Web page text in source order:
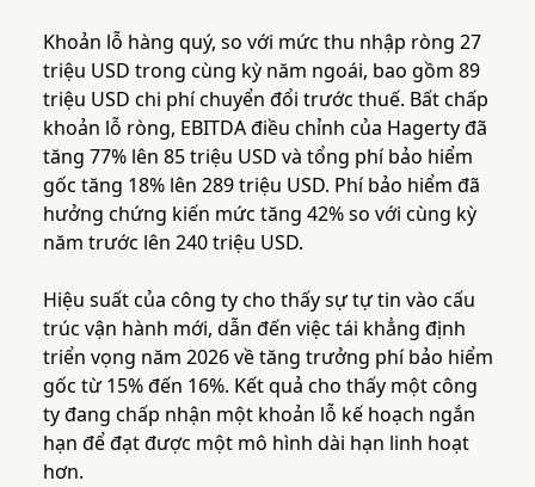
Khoản lỗ hàng quý, so với mức thu nhập ròng 27
triệu USD trong cùng kỳ năm ngoái, bao gồm 89
triệu USD chi phí chuyển đổi trước thuế. Bất chấp
khoản lỗ ròng, EBITDA điều chỉnh của Hagerty đã
tăng 77% lên 85 triệu USD và tổng phí bảo hiểm
gốc tăng 18% lên 289 triệu USD. Phí bảo hiểm đã
hưởng chứng kiến mức tăng 42% so với cùng kỳ
năm trước lên 240 triệu USD.
Hiệu suất của công ty cho thấy sự tự tin vào cấu
trúc vận hành mới, dẫn đến việc tái khẳng định
triển vọng năm 2026 về tăng trưởng phí bảo hiểm
gốc từ 15% đến 16%. Kết quả cho thấy một công
ty đang chấp nhận một khoản lỗ kế hoạch ngắn
hạn để đạt được một mô hình dài hạn linh hoạt
hơn.